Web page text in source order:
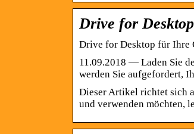
Drive for
Drive for Desktop für Ihre
11.09.2018 — Laden Sie
werden Sie aufgefordert,
Dieser Artikel richtet sich
und verwenden möchten,